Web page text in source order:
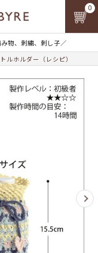
物、刺繍、刺し子／
0
ルホルダー（レシピ）